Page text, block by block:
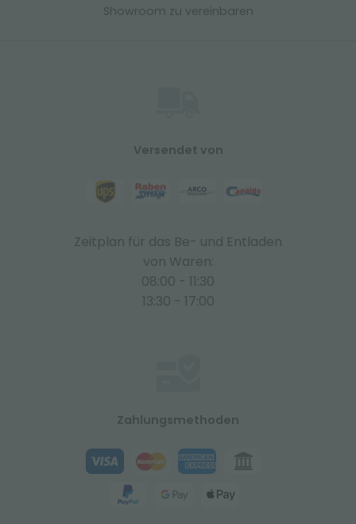
Showroom zu vereinbaren
Versendet von
Zeitplan für das Be- und Entladen
von Waren:
08:00 - 11:30
13:30 - 17:00
Zahlungsmethoden